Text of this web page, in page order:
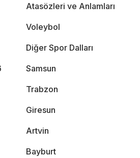
Atasözleri ve Anlamları
Voleybol
Diğer Spor Dalları
Samsun
Trabzon
Giresun
Artvin
Bayburt